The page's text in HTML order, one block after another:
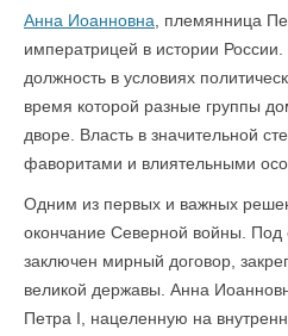
Анна Иоанновна , племянница
императрицей в истории
должность в условиях
время которой разные группы
дворе. Власть в значительной
фаворитами и влиятельными
Одним из первых и важных
окончание Северной войны.
заключен мирный договор,
великой державы. Анна
Петра I, нацеленную на